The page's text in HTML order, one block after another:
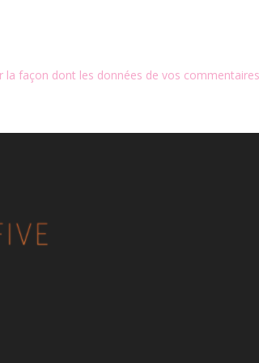
la façon dont les données de vos